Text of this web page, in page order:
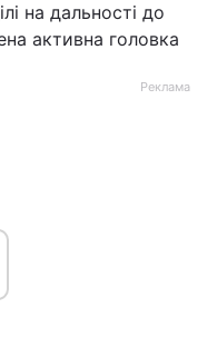
на дальності до
активна головка
Реклама